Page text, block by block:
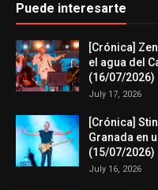
Puede interesarte
[Crónica]
el agua del
(16/07/2026)
July 17, 2026
[Crónica]
Granada en
(15/07/2026)
July 16, 2026